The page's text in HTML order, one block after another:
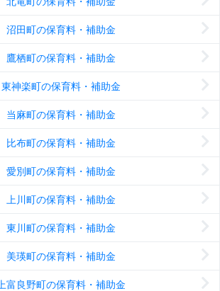
沼田町の保育料・補助金
鷹栖町の保育料・補助金
東神楽町の保育料・補助金
当麻町の保育料・補助金
比布町の保育料・補助金
愛別町の保育料・補助金
上川町の保育料・補助金
東川町の保育料・補助金
美瑛町の保育料・補助金
上富良野町の保育料・補助金